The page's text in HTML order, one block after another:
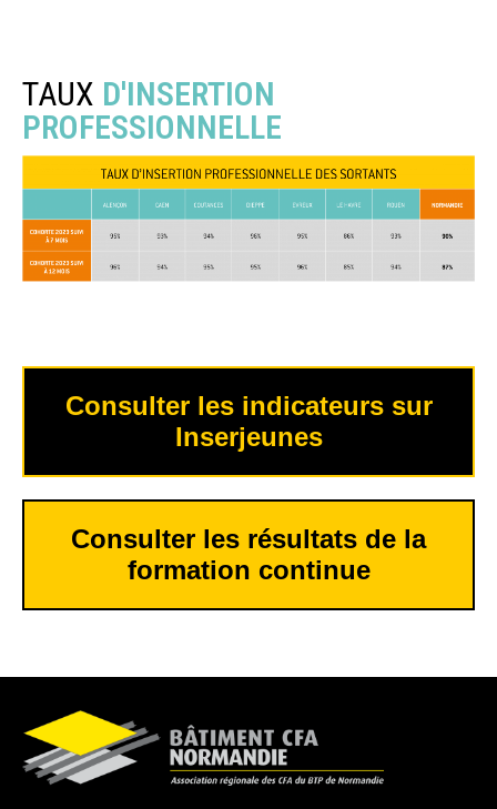
TAUX D'INSERTION
PROFESSIONNELLE
Consulter les indicateurs sur
Inserjeunes
Consulter les résultats de la
formation continue